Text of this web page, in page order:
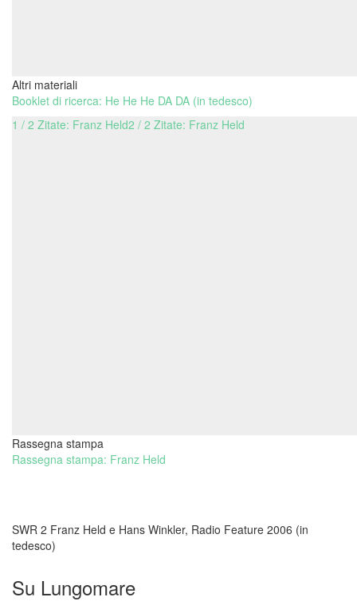
Altri materiali
Booklet di ricerca: He He He DA DA (in tedesco)
1 / 2 Zitate: Franz Held2 / 2 Zitate: Franz Held
Rassegna stampa
Rassegna stampa: Franz Held
SWR 2 Franz Held e Hans Winkler, Radio Feature 2006 (in
tedesco)
Su Lungomare